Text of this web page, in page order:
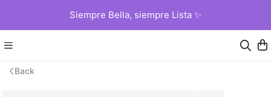
Siempre Bella, siempre Lista ✨
Back